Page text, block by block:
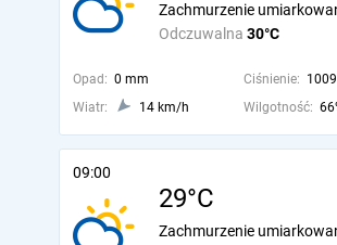
Odczuwalna 30°C
Zachmurzenie
Opad: 0 mm Ciśnienie:
Wiatr:
14 km/h Wilgotność:
09:00
29°C
Zachmurzenie